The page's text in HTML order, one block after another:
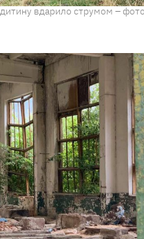
вдарило струмом –